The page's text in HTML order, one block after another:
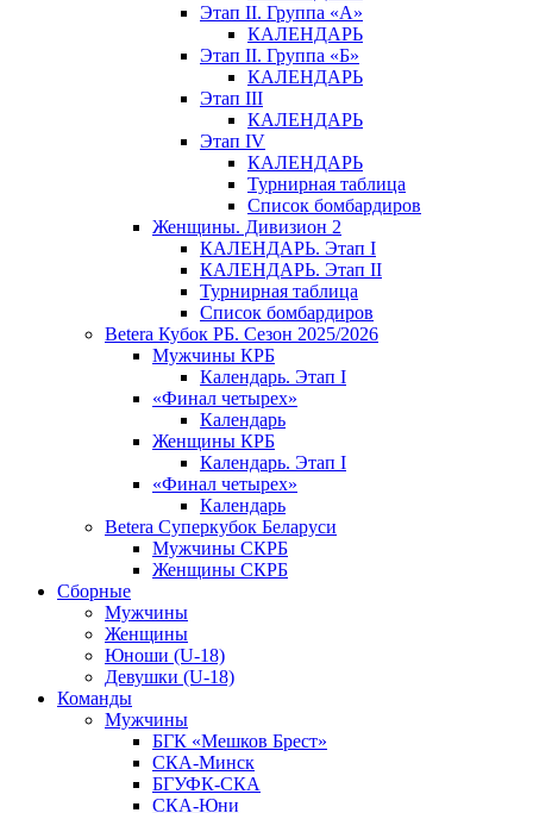
Этап II. Группа «А»
КАЛЕНДАРЬ
Этап II. Группа «Б»
КАЛЕНДАРЬ
Этап III
КАЛЕНДАРЬ
Этап IV
КАЛЕНДАРЬ
Турнирная таблица
Список бомбардиров
Женщины. Дивизион 2
КАЛЕНДАРЬ. Этап I
КАЛЕНДАРЬ. Этап II
Турнирная таблица
Список бомбардиров
Betera Кубок РБ. Сезон 2025/2026
Мужчины КРБ
Календарь. Этап I
«Финал четырех»
Календарь
Женщины КРБ
Календарь. Этап I
«Финал четырех»
Календарь
Betera Суперкубок Беларуси
Мужчины СКРБ
Женщины СКРБ
Сборные
Мужчины
Женщины
Юноши (U-18)
Девушки (U-18)
Команды
Мужчины
БГК «Мешков Брест»
СКА-Минск
БГУФК-СКА
СКА-Юни